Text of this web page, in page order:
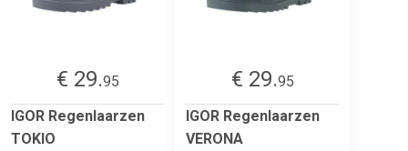
€ 29.95
IGOR Regenlaarzen
TOKIO
€ 29.95
IGOR Regenlaarzen
VERONA